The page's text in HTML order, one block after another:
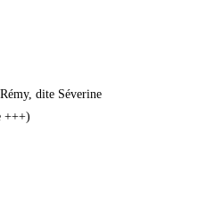
dite Séve­rine
+++)